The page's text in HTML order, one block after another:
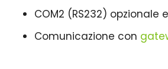
COM2 (RS232) opzionale
Comunicazione con